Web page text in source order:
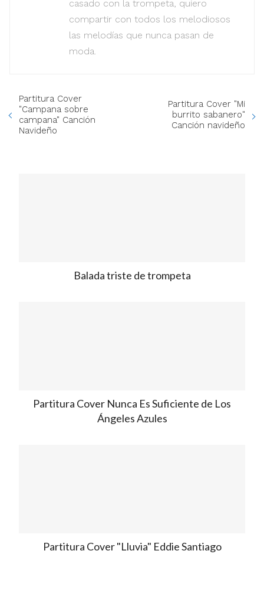
casado con la trompeta, quiero
compartir con todos los melodiosos
las melodías que nunca pasan de
moda.
Partitura Cover
"Campana sobre
campana" Canción
Navideño
Partitura Cover "Mi
burrito sabanero"
Canción navideño
Balada triste de trompeta
Partitura Cover Nunca Es Suficiente de Los
Ángeles Azules
Partitura Cover "Lluvia" Eddie Santiago